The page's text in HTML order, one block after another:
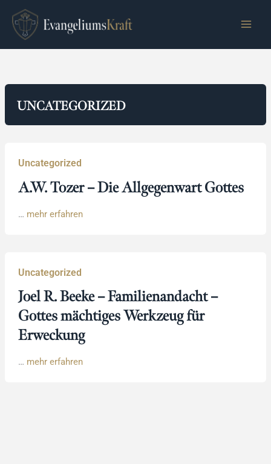
Inhalt
springen
UNCATEGORIZED
Uncategorized
A.W. Tozer – Die Allgegenwart Gottes
… mehr erfahren
Uncategorized
Joel R. Beeke – Familienandacht –
Gottes mächtiges Werkzeug für
Erweckung
… mehr erfahren